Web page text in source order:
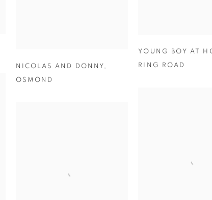
NICOLAS AND DONNY,
OSMOND
YOUNG BOY AT
RING ROAD